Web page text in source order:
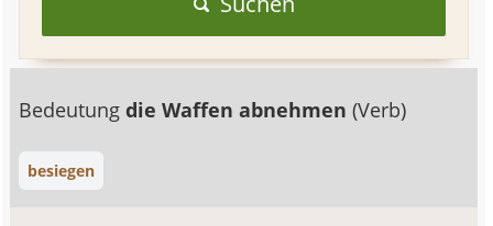
Bedeutungdie Waffen abnehmen(Verb)
besiegen